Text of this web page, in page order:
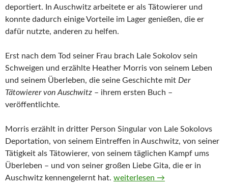
deportiert. In Auschwitz arbeitete er als Tätowierer und
konnte dadurch einige Vorteile im Lager genießen, die er
dafür nutzte, anderen zu helfen.
Erst nach dem Tod seiner Frau brach Lale Sokolov sein
Schweigen und erzählte Heather Morris von seinem Leben
und seinem Überleben, die seine Geschichte mit Der
Tätowierer von Auschwitz – ihrem ersten Buch –
veröffentlichte.
Morris erzählt in dritter Person Singular von Lale Sokolovs
Deportation, von seinem Eintreffen in Auschwitz, von seiner
Tätigkeit als Tätowierer, von seinem täglichen Kampf ums
Überleben – und von seiner großen Liebe Gita, die er in
Auschwitz kennengelernt hat. Der Tätowierer von Auschwitz
weiterlesen →